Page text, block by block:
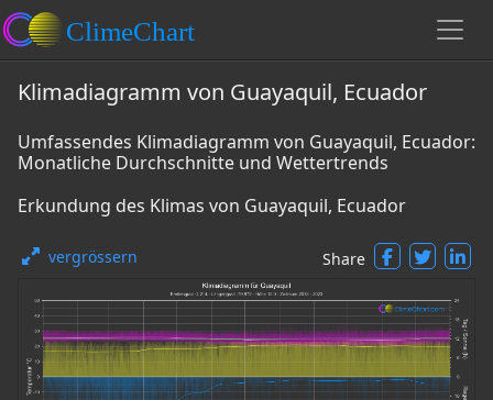
Klimadiagramm von Guayaquil, Ecuador
Umfassendes Klimadiagramm von Guayaquil, Ecuador:
Monatliche Durchschnitte und Wettertrends
Erkundung des Klimas von Guayaquil, Ecuador
vergrössern Share